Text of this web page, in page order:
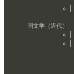
国文学（近代）